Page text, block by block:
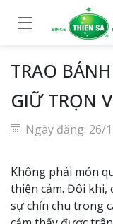
TRAO
GIỮ TRỌN
Ngày đăng: 26/
Không phải món
thiện cảm. Đôi
sự chỉn chu trong